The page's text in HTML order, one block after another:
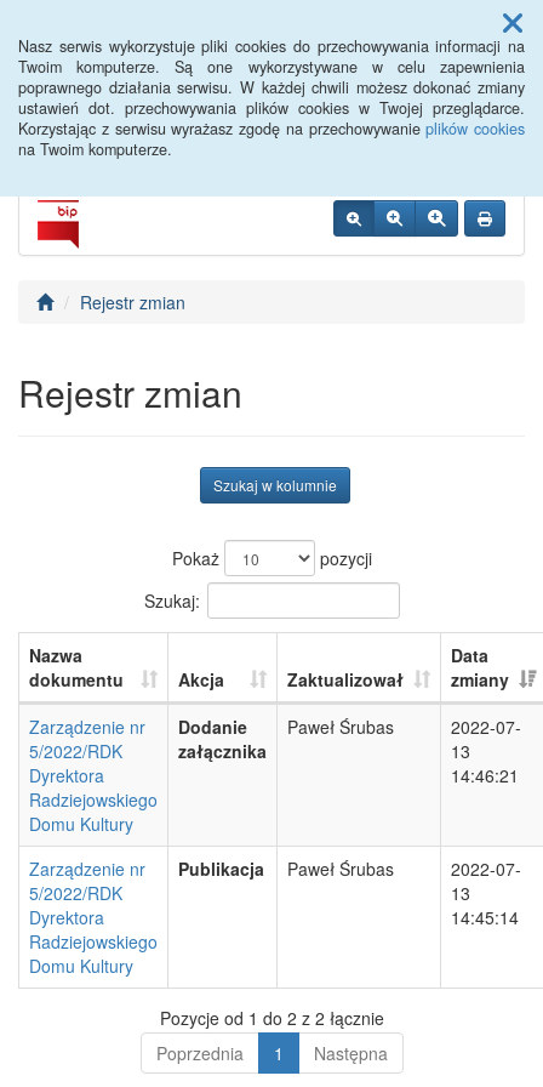
Nasz serwis wykorzystuje pliki cookies do przechowywania informacji na
Twoim komputerze. Są one wykorzystywane w celu zapewnienia
poprawnego działania serwisu. W każdej chwili możesz dokonać zmiany
ustawień dot. przechowywania plików cookies w Twojej przeglądarce.
Korzystając z serwisu wyrażasz zgodę na przechowywanieplików cookies
na Twoim komputerze.
Menu
Radziejowski Dom Kultury
Rejestr zmian
Rejestr zmian
Szukaj w kolumnie
Pokaż
pozycji
Szukaj:
Nazwa
dokumentu
Akcja Zaktualizował
Data
zmiany
Zarządzenie nr
5/2022/RDK
Dyrektora
Radziejowskiego
Domu Kultury
Dodanie
załącznika
Paweł Śrubas
2022-07-
13
14:46:21
Zarządzenie nr
5/2022/RDK
Dyrektora
Radziejowskiego
Domu Kultury
Publikacja Paweł Śrubas
2022-07-
13
14:45:14
Pozycje od 1 do 2 z 2 łącznie
Poprzednia
1 Następna